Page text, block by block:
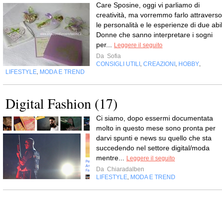
Care Sposine, oggi vi parliamo di
creatività, ma vorremmo farlo attraverso
le personalità e le esperienze di due
Donne che sanno interpretare i sogni
per...
Leggere il seguito
Da Sofia
CONSIGLI UTILI CREAZIONI HOBBY
LIFESTYLE MODA E TREND
Digital Fashion (17)
Ci siamo, dopo essermi documentata
molto in questo mese sono pronta per
darvi spunti e news su quello che sta
succedendo nel settore digital/moda
mentre...
Leggere il seguito
Da Chiaradalben
LIFESTYLE MODA E TREND